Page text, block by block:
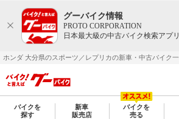
グーバイク情報
PROTO CORPORATION
日本最大級の中古バイク検索アプリ
バイクを
探す
新車
販売店
バイクを
売る